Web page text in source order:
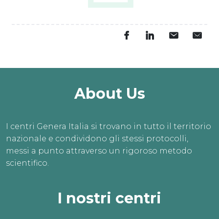
About Us
I centri Genera Italia si trovano in tutto il territorio
nazionale e condividono gli stessi protocolli,
messi a punto attraverso un rigoroso metodo
scientifico.
I nostri centri